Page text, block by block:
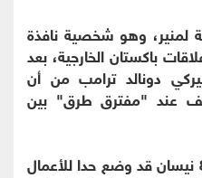
لمنير، وهو شخصية نافذة
باكستان الخارجية، بعد
دونالد ترامب من أن
عند "مفترق طرق" بين
وكان وقف لإطلاق النار في 8 نيسان قد وضع حدا للأعمال